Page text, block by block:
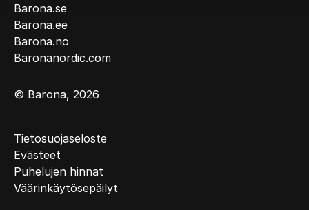
Barona.se
Barona.ee
Barona.no
Baronanordic.com
© Barona, 2026
Tietosuojaseloste
Evästeet
Puhelujen hinnat
Väärinkäytösepäilyt